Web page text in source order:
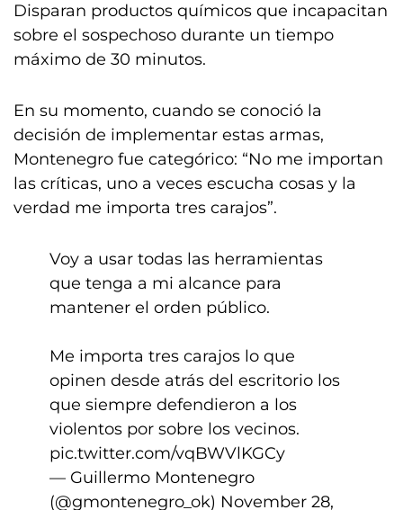
Disparan productos químicos que incapacitan
sobre el sospechoso durante un tiempo
máximo de 30 minutos.
En su momento, cuando se conoció la
decisión de implementar estas armas,
Montenegro fue categórico: “No me importan
las críticas, uno a veces escucha cosas y la
verdad me importa tres carajos”.
Voy a usar todas las herramientas
que tenga a mi alcance para
mantener el orden público.
Me importa tres carajos lo que
opinen desde atrás del escritorio los
que siempre defendieron a los
violentos por sobre los vecinos.
pic.twitter.com/vqBWVlKGCy
— Guillermo Montenegro
(@gmontenegro_ok) November 28,